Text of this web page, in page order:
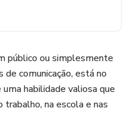
público ou simplesmente
de comunicação, está no
habilidade valiosa que
na escola e nas